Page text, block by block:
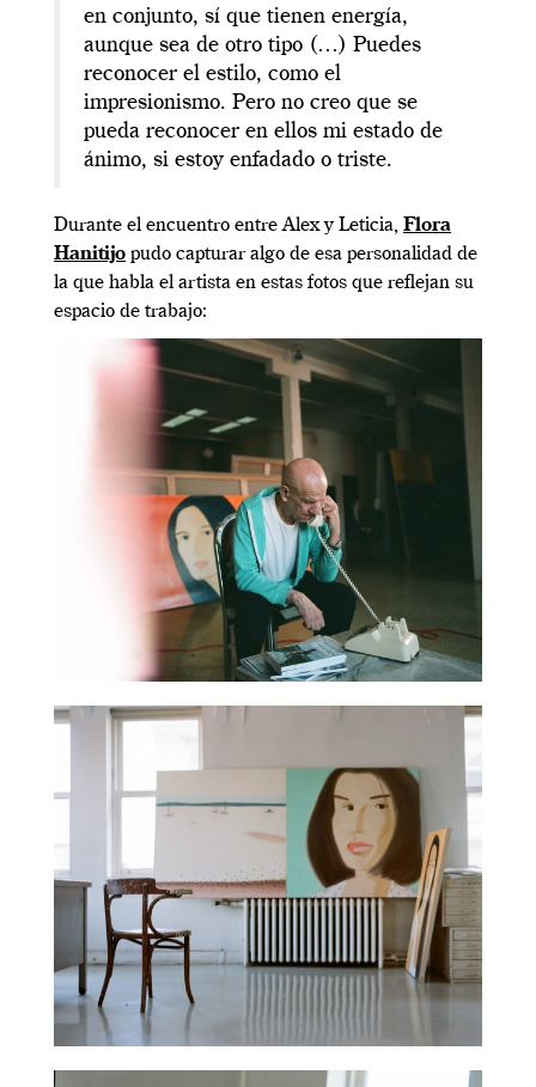
en conjunto, sí que tienen energía,
aunque sea de otro tipo (…) Puedes
reconocer el estilo, como el
impresionismo. Pero no creo que se
pueda reconocer en ellos mi estado de
ánimo, si estoy enfadado o triste.
Durante el encuentro entre Alex y Leticia, Flora
Hanitijo pudo capturar algo de esa personalidad de
la que habla el artista en estas fotos que reflejan su
espacio de trabajo: